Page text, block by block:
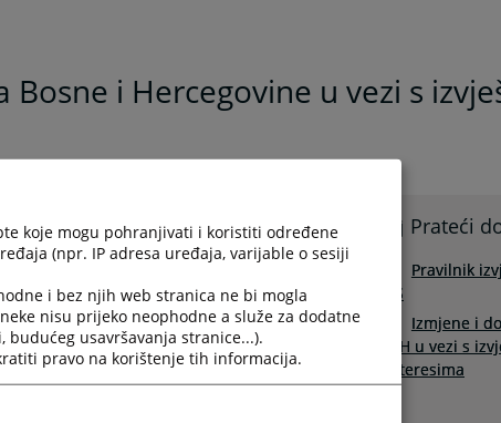
i Hercegovine u vezi s
o imovini i interesima Prateći
Pravilnik
BS
Izmjene i
BiH u vezi s
interesima
koje mogu pohranjivati i koristiti određene
(npr. IP adresa uređaja, varijable o sesiji
i bez njih web stranica ne bi mogla
nisu prijeko neophodne a služe za dodatne
usavršavanja stranice...).
pravo na korištenje tih informacija.